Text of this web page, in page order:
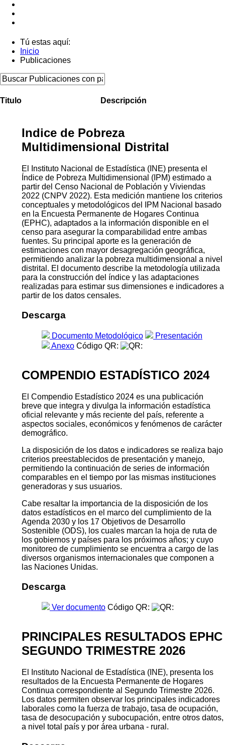
Tú estas aquí:
Inicio
Publicaciones
Titulo Descripción
Indice de Pobreza
Multidimensional Distrital
El Instituto Nacional de Estadística (INE) presenta el
Índice de Pobreza Multidimensional (IPM) estimado a
partir del Censo Nacional de Población y Viviendas
2022 (CNPV 2022). Esta medición mantiene los criterios
conceptuales y metodológicos del IPM Nacional basado
en la Encuesta Permanente de Hogares Continua
(EPHC), adaptados a la información disponible en el
censo para asegurar la comparabilidad entre ambas
fuentes. Su principal aporte es la generación de
estimaciones con mayor desagregación geográfica,
permitiendo analizar la pobreza multidimensional a nivel
distrital. El documento describe la metodología utilizada
para la construcción del índice y las adaptaciones
realizadas para estimar sus dimensiones e indicadores a
partir de los datos censales.
Descarga
Documento Metodológico
Presentación
Anexo Código QR:
COMPENDIO ESTADÍSTICO 2024
El Compendio Estadístico 2024 es una publicación
breve que integra y divulga la información estadística
oficial relevante y más reciente del país, referente a
aspectos sociales, económicos y fenómenos de carácter
demográfico.
La disposición de los datos e indicadores se realiza bajo
criterios preestablecidos de presentación y manejo,
permitiendo la continuación de series de información
comparables en el tiempo por las mismas instituciones
generadoras y sus usuarios.
Cabe resaltar la importancia de la disposición de los
datos estadísticos en el marco del cumplimiento de la
Agenda 2030 y los 17 Objetivos de Desarrollo
Sostenible (ODS), los cuales marcan la hoja de ruta de
los gobiernos y países para los próximos años; y cuyo
monitoreo de cumplimiento se encuentra a cargo de las
diversos organismos internacionales que componen a
las Naciones Unidas.
Descarga
Ver documento Código QR:
PRINCIPALES RESULTADOS EPHC
SEGUNDO TRIMESTRE 2026
El Instituto Nacional de Estadística (INE), presenta los
resultados de la Encuesta Permanente de Hogares
Continua correspondiente al Segundo Trimestre 2026.
Los datos permiten observar los principales indicadores
laborales como la fuerza de trabajo, tasa de ocupación,
tasa de desocupación y subocupación, entre otros datos,
a nivel total país y por área urbana - rural.